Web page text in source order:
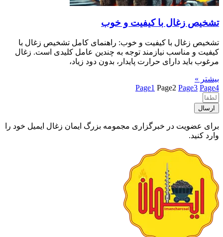
تشخیص زغال با کیفیت و خوب
تشخیص زغال با کیفیت و خوب: راهنمای کامل تشخیص زغال با
کیفیت و مناسب نیازمند توجه به چندین عامل کلیدی است. زغال
مرغوب باید دارای حرارت پایدار، بدون دود زیاد،
بیشتر »
Page1 Page2 Page3 Page4
ارسال
برای عضویت در خبرگزاری مجمومه بزرگ ایمان زغال ایمیل خود را
وارد کنید.